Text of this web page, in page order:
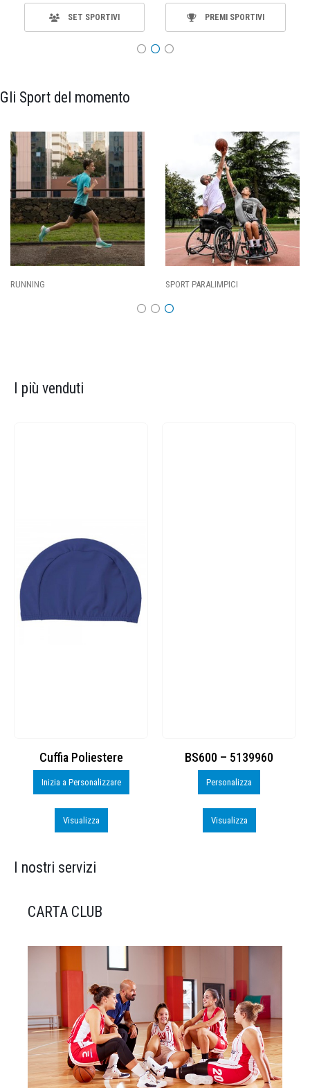
SET SPORTIVI PREMI SPORTIVI
Gli Sport del momento
SPORT PARALIMPICI
I più venduti
Cuffia Poliestere
Inizia a Personalizzare
Visualizza
BS600 – 5139960
Personalizza
Visualizza
I nostri servizi
CARTA CLUB